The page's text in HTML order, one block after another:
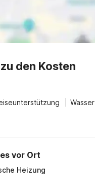
den Kosten
Wasser
vor Ort
Heizung